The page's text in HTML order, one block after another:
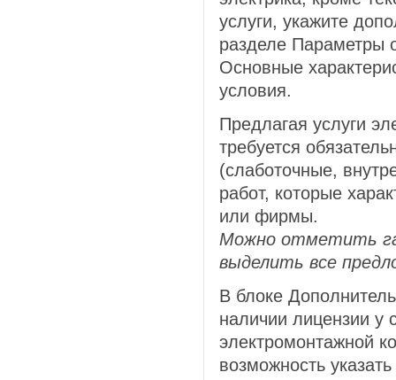
услуги, укажите
разделе Параметры
Основные
условия.
Предлагая услуги
требуется
(слаботочные,
работ, которые
или фирмы.
Можно отметить
выделить все
В блоке
наличии лицензии у
электромонтажной
возможность